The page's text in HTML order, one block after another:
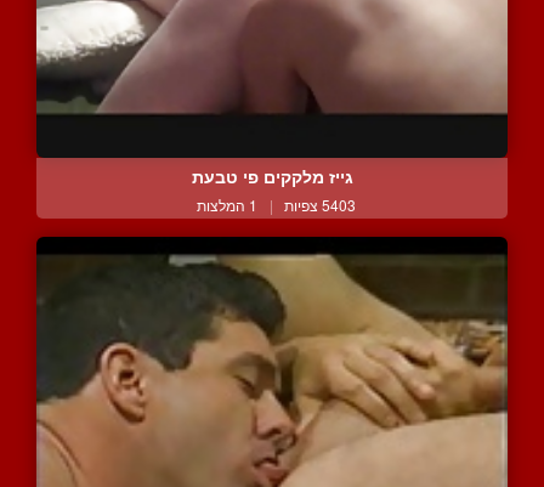
גייז מלקקים פי טבעת
5403 צפיות | 1 המלצות